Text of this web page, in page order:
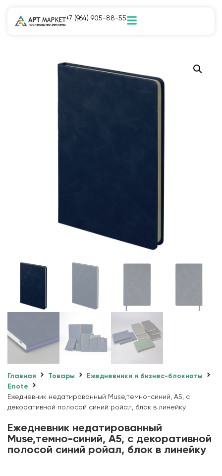
+7 (964) 905-88-55
Главная Товары
Ежедневники и бизнес-блокноты
Enote
Ежедневник недатированный Muse,темно-синий, А5, с
декоративной полосой синий ройал, блок в линейку
Ежедневник недатированный
Muse,темно-синий, А5, с декоративной
полосой синий ройал, блок в линейку